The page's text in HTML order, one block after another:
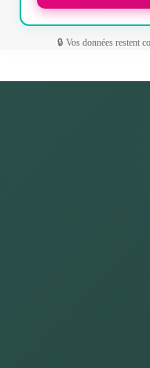
🔒 Vos données restent